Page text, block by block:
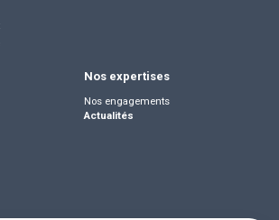
et professionnels
Nos expertises
Nos engagements
Actualités